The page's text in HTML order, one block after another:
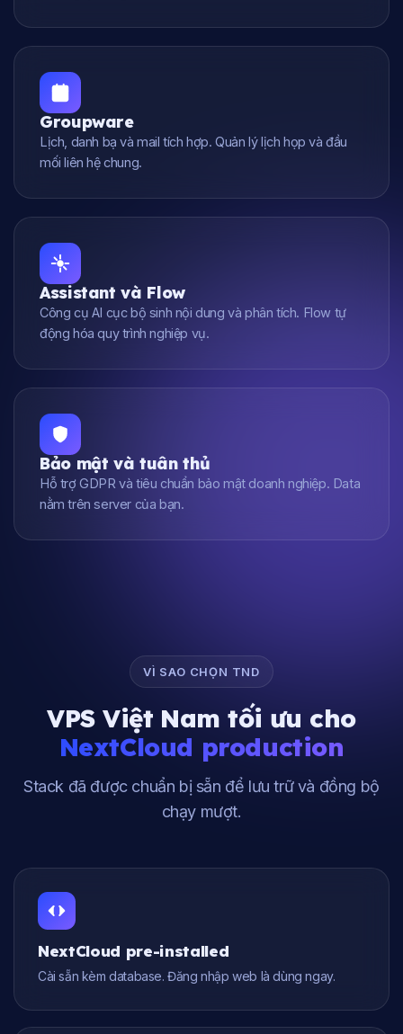
Groupware
Lịch, danh bạ và mail tích hợp. Quản lý lịch họp và đầu
mối liên hệ chung.
Assistant và Flow
Công cụ AI cục bộ sinh nội dung và phân tích. Flow tự
động hóa quy trình nghiệp vụ.
Bảo mật và tuân thủ
Hỗ trợ GDPR và tiêu chuẩn bảo mật doanh nghiệp. Data
nằm trên server của bạn.
VÌ SAO CHỌN TND
VPS Việt Nam tối ưu cho
NextCloud production
Stack đã được chuẩn bị sẵn để lưu trữ và đồng bộ
chạy mượt.
NextCloud pre-installed
Cài sẵn kèm database. Đăng nhập web là dùng ngay.